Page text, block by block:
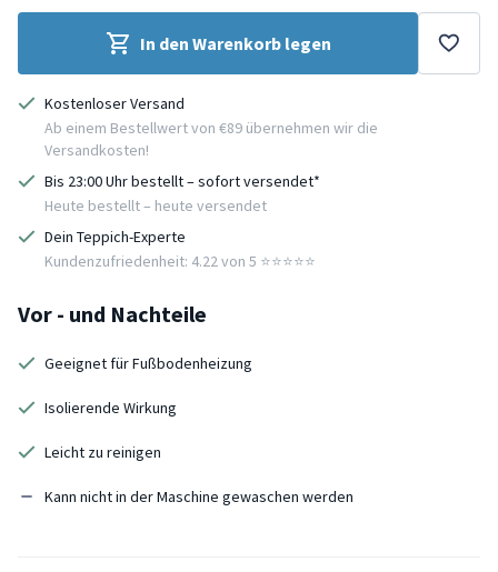
In den Warenkorb legen
Kostenloser Versand
Ab einem Bestellwert von €89 übernehmen wir die
Versandkosten!
Bis 23:00 Uhr bestellt – sofort versendet*
Heute bestellt – heute versendet
Dein Teppich-Experte
Kundenzufriedenheit: 4.22 von 5 ⭐️⭐️⭐️⭐️⭐️
Vor - und Nachteile
Geeignet für Fußbodenheizung
Isolierende Wirkung
Leicht zu reinigen
Kann nicht in der Maschine gewaschen werden